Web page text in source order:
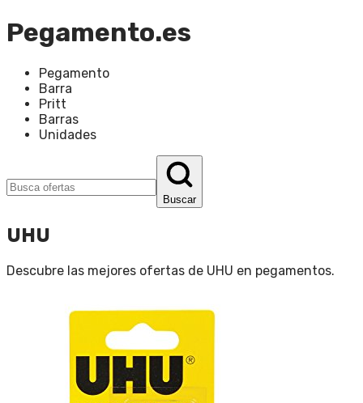
Pegamento.es
Pegamento
Barra
Pritt
Barras
Unidades
Buscar
UHU
Descubre las mejores ofertas de UHU en pegamentos.